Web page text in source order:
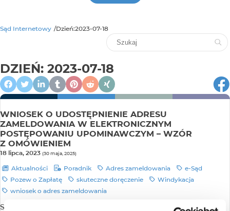
Sąd Internetowy Dzień:2023-07-18
DZIEŃ: 2023-07-18
WNIOSEK O UDOSTĘPNIENIE ADRESU
ZAMELDOWANIA W ELEKTRONICZNYM
POSTĘPOWANIU UPOMINAWCZYM – WZÓR
Z OMÓWIENIEM
18 lipca, 2023 (30 maja, 2025)
Aktualności Poradnik Adres zameldowania
e-Sąd
Pozew o Zapłatę
skuteczne doręczenie
Windykacja
wniosek o adres zameldowania
Składając sprawę sądową przez Internet w Elektronicznym